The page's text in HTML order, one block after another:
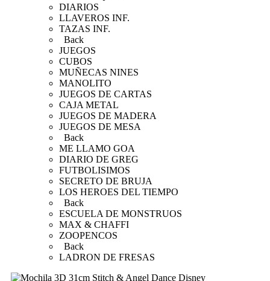
DIARIOS
LLAVEROS INF.
TAZAS INF.
Back
JUEGOS
CUBOS
MUÑECAS NINES
MANOLITO
JUEGOS DE CARTAS
CAJA METAL
JUEGOS DE MADERA
JUEGOS DE MESA
Back
ME LLAMO GOA
DIARIO DE GREG
FUTBOLISIMOS
SECRETO DE BRUJA
LOS HEROES DEL TIEMPO
Back
ESCUELA DE MONSTRUOS
MAX & CHAFFI
ZOOPENCOS
Back
LADRON DE FRESAS